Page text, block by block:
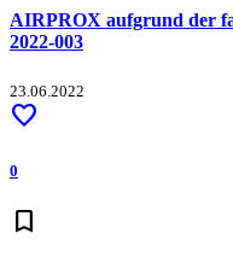
AIRPROX aufgrund der
2022-003
23.06.2022
favorite
0
bookmark